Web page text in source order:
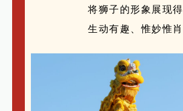
将狮子的形象展现得
生动有趣、惟妙惟肖